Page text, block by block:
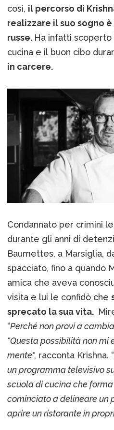
così, il percorso di
realizzare il suo sogno
russe. Ha infatti
cucina e il buon cibo
in carcere.
Condannato per crimini
durante gli anni di
Baumettes, a Marsiglia,
spacciato, fino a quando
amica che aveva
visita e lui le confidò che
sprecato la sua vita.
“Perché non provi a
“Questa possibilità non mi
mente", racconta Krishna. “
un programma televisivo
scuola di cucina che
cominciato a delineare un
aprire un ristorante in